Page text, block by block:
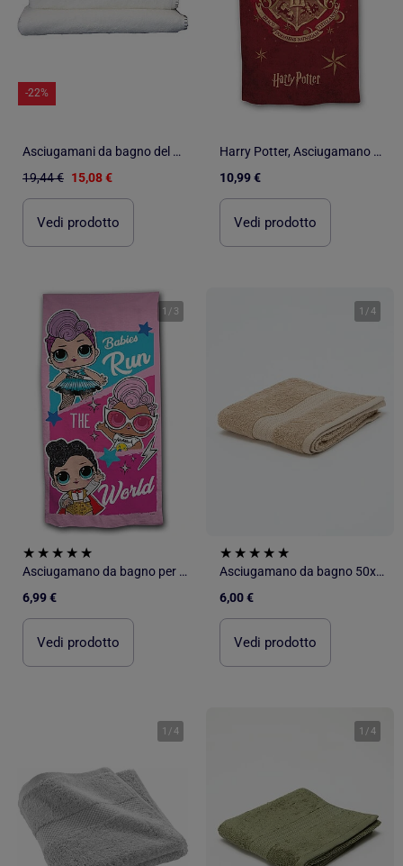
-22%
Asciugamani da bagno del Grand Hotel
19,44 € 15,08 €
Vedi prodotto
Harry Potter, Asciugamano da Bagno per Bambini Stampato 100% cotone, HOGWARTS
10,99 €
Vedi prodotto
1 / 3
Asciugamano da bagno per bambini in cotone - Babies Run The World
6,99 €
Vedi prodotto
1 /4
Asciugamano da bagno 50x90 cm
6,00 €
Vedi prodotto
1 /4 1 /4